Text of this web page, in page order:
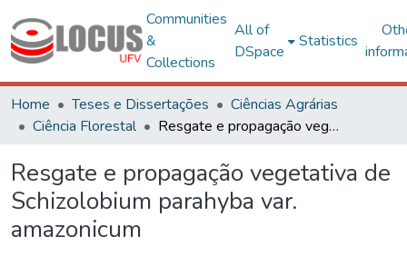
Communities
&
Collections
All of
DSpace
Statistics
Home Teses e Dissertações
Ciências Agrárias
Ciência Florestal
Resgate e propagação vegetativa de Schizolobium parahyba var. amazonicum
Resgate e propagação vegetativa de
Schizolobium parahyba var.
amazonicum